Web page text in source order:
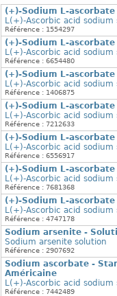
(+)-Sodium L-
L(+)-Ascorbic acid
Référence : 1554297
(+)-Sodium L-
L(+)-Ascorbic acid
Référence : 6654480
(+)-Sodium L-
L(+)-Ascorbic acid
Référence : 1406875
(+)-Sodium L-
L(+)-Ascorbic acid
Référence : 7212633
(+)-Sodium L-ascorbate
L(+)-Ascorbic acid
Référence : 6556917
(+)-Sodium L-ascorbate
L(+)-Ascorbic acid
Référence : 7681368
(+)-Sodium L-ascorbate
L(+)-Ascorbic acid
Référence : 4747178
Sodium arsenite -
Sodium arsenite solution
Référence : 2907692
Sodium ascorbate -
Américaine
L(+)-Ascorbic acid sodium
Référence : 7442489